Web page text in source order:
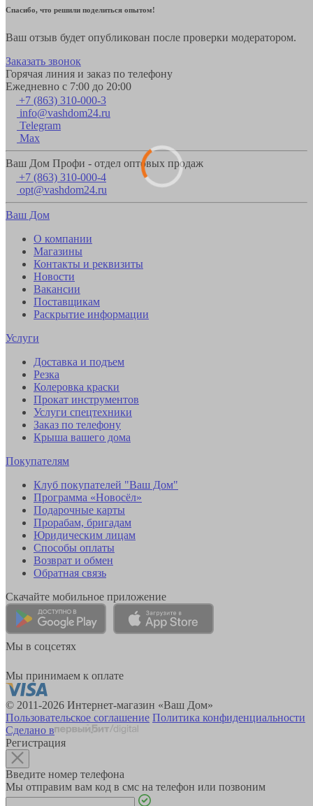
Спасибо, что решили поделиться опытом!
Ваш отзыв будет опубликован после проверки модератором.
Заказать звонок
Горячая линия и заказ по телефону
Ежедневно с 7:00 до 20:00
+7 (863) 310-000-3
info@vashdom24.ru
Telegram
Max
Ваш Дом Профи - отдел оптовых продаж
+7 (863) 310-000-4
opt@vashdom24.ru
Ваш Дом
О компании
Магазины
Контакты и реквизиты
Новости
Вакансии
Поставщикам
Раскрытие информации
Услуги
Доставка и подъем
Резка
Колеровка краски
Прокат инструментов
Услуги спецтехники
Заказ по телефону
Крыша вашего дома
Покупателям
Клуб покупателей "Ваш Дом"
Программа «Новосёл»
Подарочные карты
Прорабам, бригадам
Юридическим лицам
Способы оплаты
Возврат и обмен
Обратная связь
Скачайте мобильное приложение
Мы в соцсетях
Мы принимаем к оплате
© 2011-2026 Интернет-магазин «Ваш Дом»
Пользовательское соглашение Политика конфиденциальности
Сделано в
Регистрация
Введите номер телефона
Мы отправим вам код в смс на телефон или позвоним